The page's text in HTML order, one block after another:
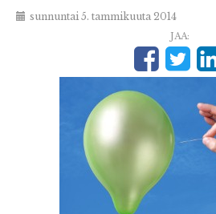
sunnuntai 5. tammikuuta 2014
JAA: